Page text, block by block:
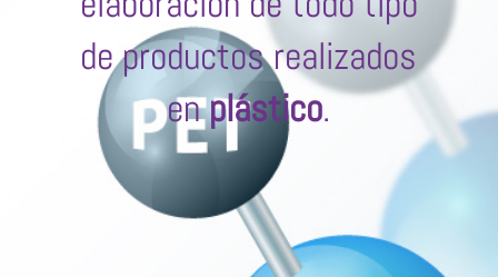
de productos realizados
enplástico.